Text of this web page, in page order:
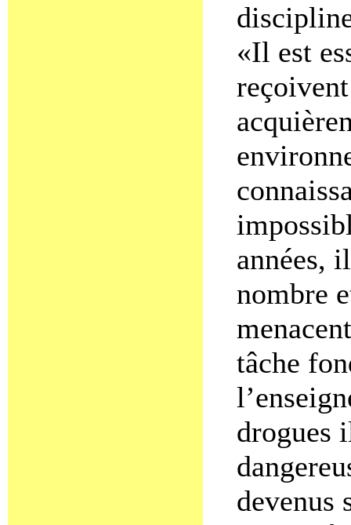
«Il est
années,
nombre
tâche
drogues
devenus